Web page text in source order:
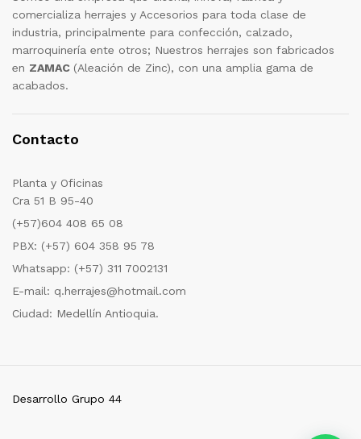
comercializa herrajes y Accesorios para toda clase de
industria, principalmente para confección, calzado,
marroquinería ente otros; Nuestros herrajes son fabricados
en ZAMAC (Aleación de Zinc), con una amplia gama de
acabados.
Contacto
Planta y Oficinas
Cra 51 B 95-40
(+57)604 408 65 08
PBX: (+57) 604 358 95 78
Whatsapp: (+57) 311 7002131
E-mail: q.herrajes@hotmail.com
Ciudad: Medellín Antioquia.
Desarrollo Grupo 44